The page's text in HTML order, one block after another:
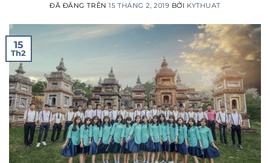
ĐÃ ĐĂNG TRÊN15 THÁNG 2, 2019 BỞI KYTHUAT
15
Th2